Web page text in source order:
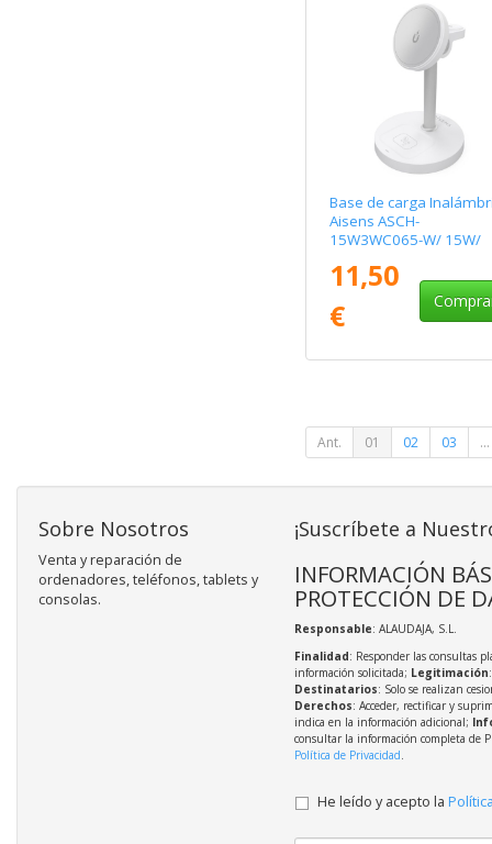
Base de carga
Aisens ASCH-
15W3WC065-W/ 15W/
11,50
€
Ant. 01 02 03 ...
Sobre Nosotros
Venta y reparación de
ordenadores, teléfonos, tablets y
consolas.
¡Suscríbete a
INFORMACIÓN
PROTECCIÓN DE
Responsable: ALAUDAJA, S.L.
Finalidad: Responder las consultas
información solicitada; Legitimación
Destinatarios: Solo se realizan
Derechos: Acceder, rectificar y
indica en la información adicional;
consultar la información completa de
Política de Privacidad.
He leído y acepto la